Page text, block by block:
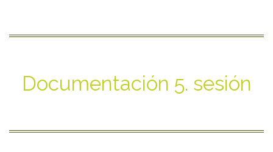
Documentación 5. sesión